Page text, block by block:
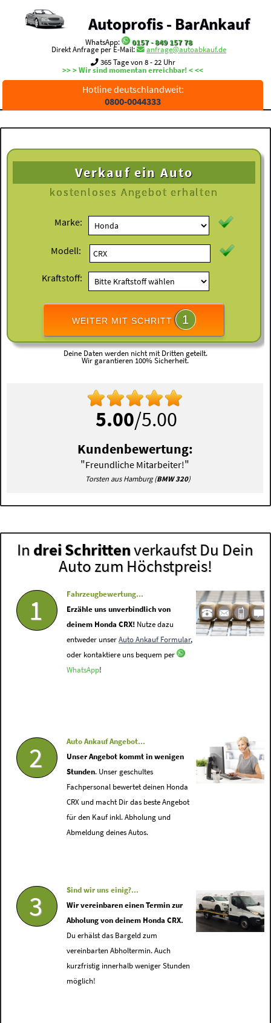
Autoprofis - BarAnkauf
WhatsApp:
0157 - 849 157 78
Direkt Anfrage per E-Mail:
anfrage@autoabkauf.de
365 Tage von 8 - 22 Uhr
>> > Wir sind momentan erreichbar! < <<
Hotline deutschlandweit:
0800-0044333
Verkauf ein Auto
kostenloses Angebot erhalten
Marke:
Modell:
Kraftstoff:
WEITER MIT SCHRITT 1
Deine Daten werden nicht mit Dritten geteilt.
Wir garantieren 100% Sicherheit.
5.00/5.00
Kundenbewertung:
"Freundliche Mitarbeiter!"
Torsten aus Hamburg (BMW 320)
In drei Schrittenverkaufst Du Dein
Auto zum Höchstpreis!
1
Fahrzeugbewertung...
Erzähle uns unverbindlich von
deinem Honda CRX! Nutze dazu
entweder unserAuto Ankauf Formular,
oder kontaktiere uns bequem per
WhatsApp!
2
Auto Ankauf Angebot...
Unser Angebot kommt in wenigen
Stunden. Unser geschultes
Fachpersonal bewertet deinen Honda
CRX und macht Dir das beste Angebot
für den Kauf inkl. Abholung und
Abmeldung deines Autos.
3
Sind wir uns einig?...
Wir vereinbaren einen Termin zur
Abholung von deinem Honda CRX.
Du erhälst das Bargeld zum
vereinbarten Abholtermin. Auch
kurzfristig innerhalb weniger Stunden
möglich!